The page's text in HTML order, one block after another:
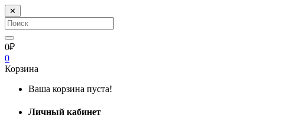
✕
0₽
0
Корзина
Ваша корзина пуста!
Личный кабинет